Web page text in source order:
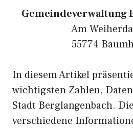
Gemeindeverwaltung
Am
55774
In diesem Artikel
wichtigsten Zahlen,
Stadt Berglangenbach.
verschiedene